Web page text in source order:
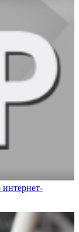
интернет-